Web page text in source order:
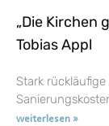
„Die Kirchen
Tobias Appl
Stark
weiterlesen »